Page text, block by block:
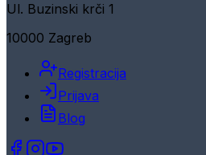
Ul. Buzinski krči 1
10000 Zagreb
Registracija
Prijava
Blog